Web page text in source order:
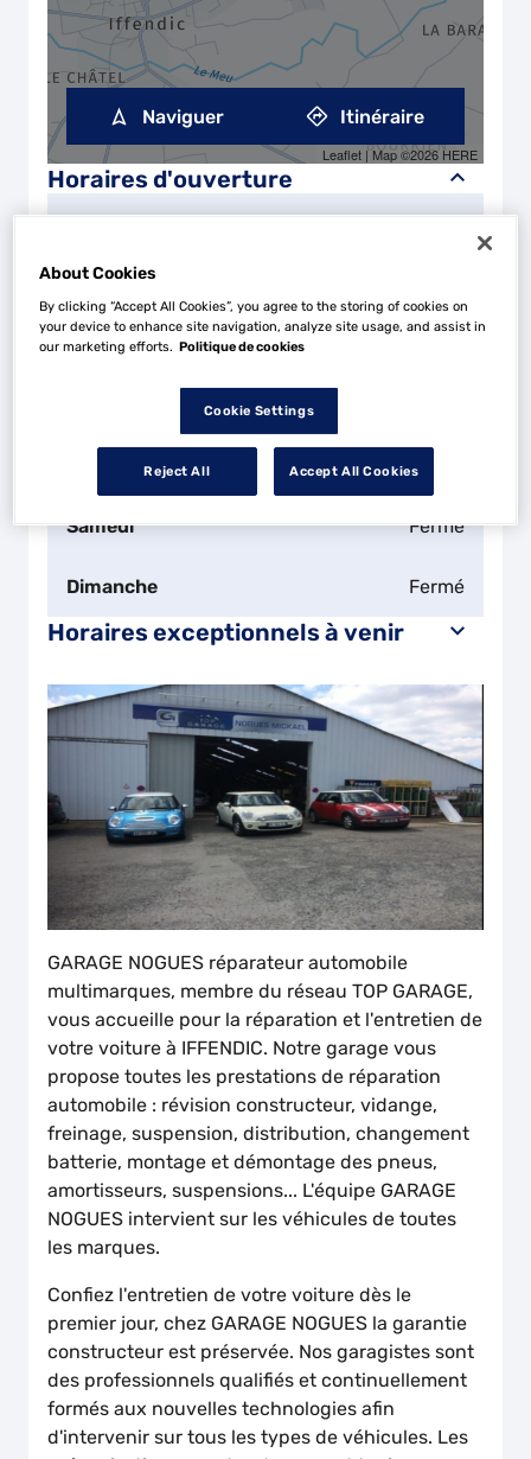
Horaires d'ouverture
Mardi
Mercredi 08:00 - 12:30
08:00 - 12:30
Vendredi 08:00 - 12:3014:00 - 18:00
Samedi Fermé
Dimanche Fermé
Horaires exceptionnels à venir
Leaflet | Map ©2026 HERE
Naviguer Itinéraire
GARAGE NOGUES réparateur automobile
multimarques, membre du réseau TOP GARAGE,
vous accueille pour la réparation et l'entretien de
votre voiture à IFFENDIC. Notre garage vous
propose toutes les prestations de réparation
automobile : révision constructeur, vidange,
freinage, suspension, distribution, changement
batterie, montage et démontage des pneus,
amortisseurs, suspensions... L'équipe GARAGE
NOGUES intervient sur les véhicules de toutes
les marques.
Confiez l'entretien de votre voiture dès le
premier jour, chez GARAGE NOGUES la garantie
constructeur est préservée. Nos garagistes sont
des professionnels qualifiés et continuellement
formés aux nouvelles technologies afin
d'intervenir sur tous les types de véhicules. Les
About Cookies
By clicking “Accept All Cookies”, you agree to the storing of cookies on
your device to enhance site navigation, analyze site usage, and assist in
our marketing efforts. Politique de cookies
Cookie Settings
Reject All Accept All Cookies